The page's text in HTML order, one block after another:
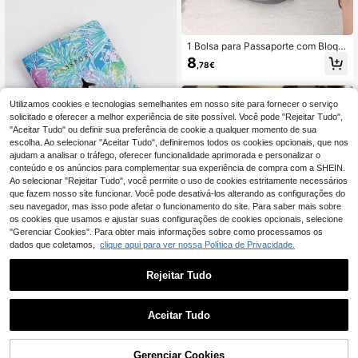
Estojo para passaporte com padrão
floral Porta-passaporte Capa para p
assaporte Carteira para passaporte
Bolsa para passaporte Bolsa para p
assaporte Artigos de viagem Organi
zador de viagem Itens de viagem C
arteira de viagem Porta-passaporte
férias na praia Férias de verão e nat
5
1 Bolsa para Passaporte com Bloqu
eio RFID, Carteira de Viagem de Alt
a Qualidade, Comporta Vários Pass
mentos, Alça de Pulso Removível, P
resente Ideal para o Dia dos Namor
ados, Presente Perfeito para Espos
a ou Namorada, Essencial para Viag
ens e Férias, Capa para Passaporte,
Porta-Passaporte para Todas as Est
ações: Primavera, Verão, Outono e I
nverno, Essencial para Viagens e F
érias em Família
8 ,78€
HARRY POTTER X SHEIN Porta-pa
ssaporte PU com emblema e letras
1
Utilizamos cookies e tecnologias semelhantes em nosso site para fornecer o serviço
solicitado e oferecer a melhor experiência de site possível. Você pode "Rejeitar Tudo",
"Aceitar Tudo" ou definir sua preferência de cookie a qualquer momento de sua
escolha. Ao selecionar "Aceitar Tudo", definiremos todos os cookies opcionais, que nos
ajudam a analisar o tráfego, oferecer funcionalidade aprimorada e personalizar o
conteúdo e os anúncios para complementar sua experiência de compra com a SHEIN.
Ao selecionar "Rejeitar Tudo", você permite o uso de cookies estritamente necessários
que fazem nosso site funcionar. Você pode desativá-los alterando as configurações do
seu navegador, mas isso pode afetar o funcionamento do site. Para saber mais sobre
os cookies que usamos e ajustar suas configurações de cookies opcionais, selecione
"Gerenciar Cookies". Para obter mais informações sobre como processamos os
dados que coletamos, clique aqui para ver nossa Política de Privacidade.
Rejeitar Tudo
Aceitar Tudo
Gerenciar Cookies